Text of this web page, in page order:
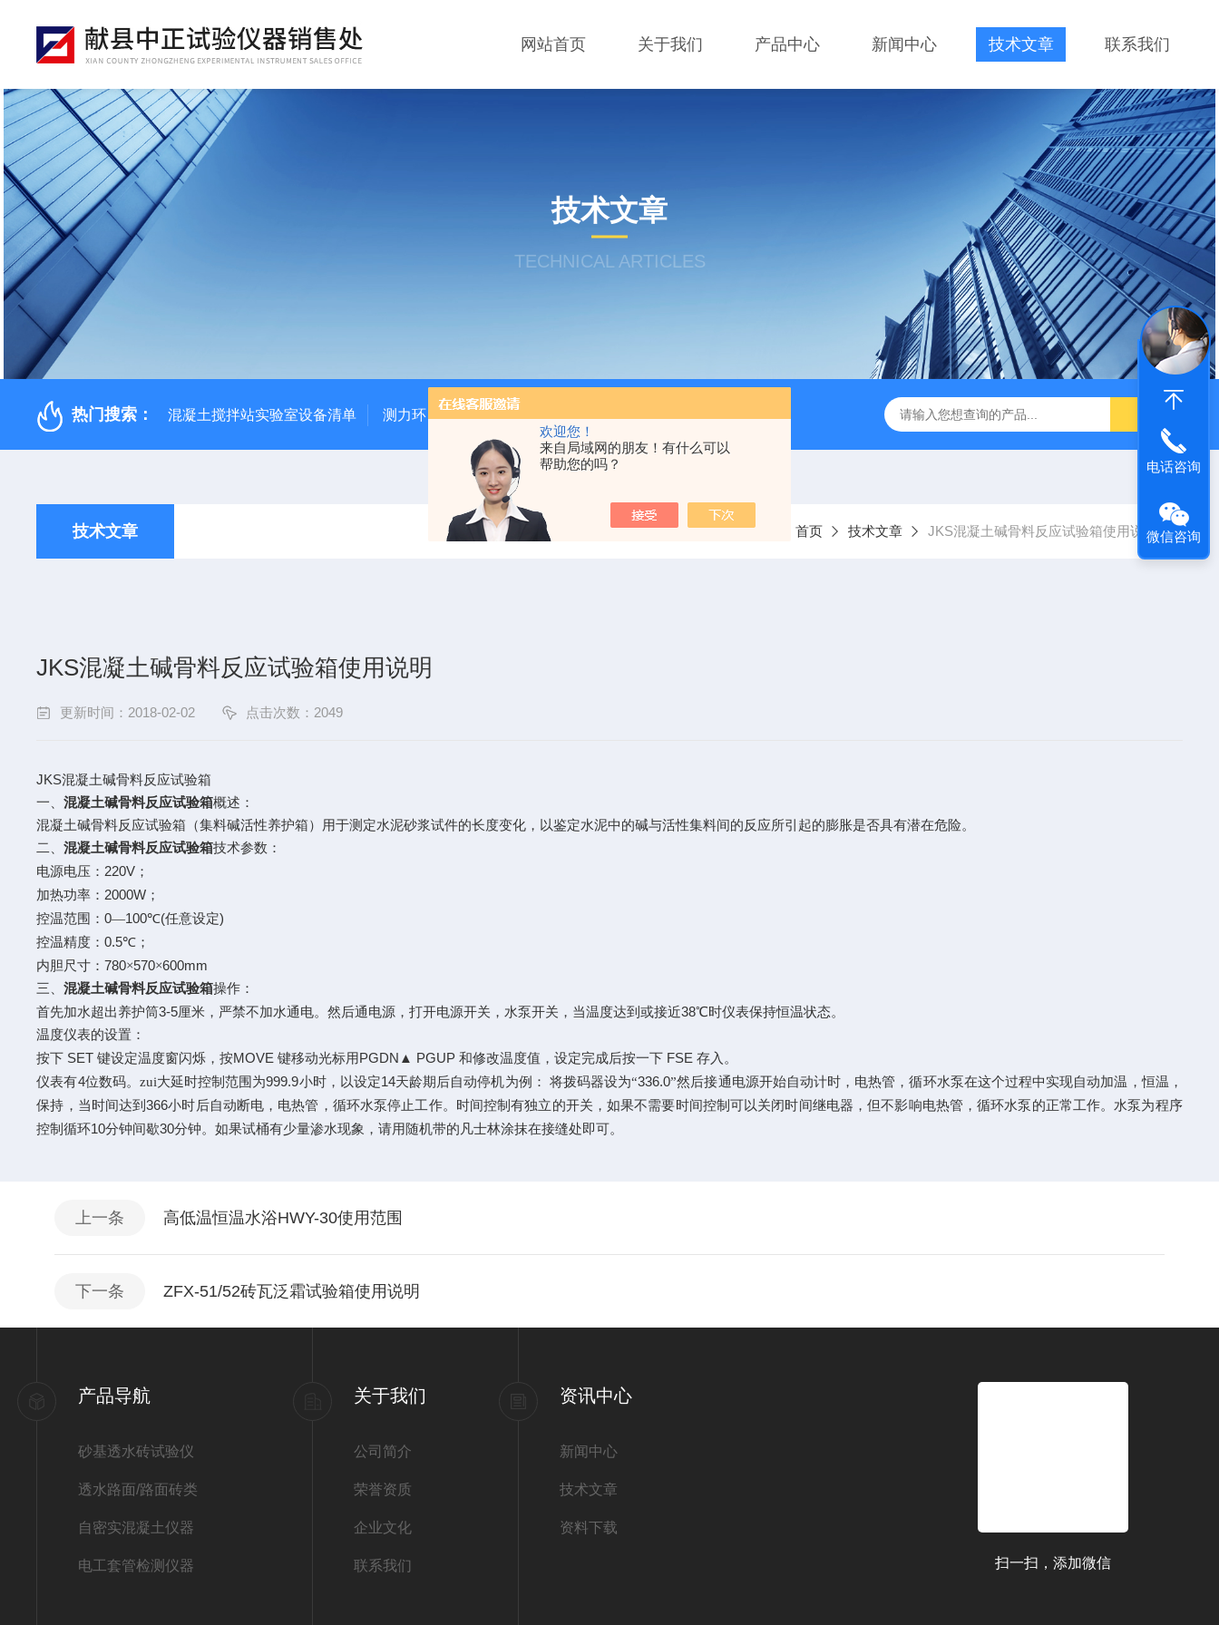
欢迎您！
来自局域网的朋友！有什么可以
帮助您的吗？
网站首页 关于我们 产品中心 新闻中心 技术文章 联系我们
技术文章
TECHNICAL ARTICLES
热门搜索： 混凝土搅拌站实验室设备清单 测力环 混凝土抗弯拉弹性模量试验装置 钢结构防火涂料测厚仪 砂基透水砖透水速率试验装置
技术文章 当前位置： 首页 技术文章 JKS混凝土碱骨料反应试验箱使用说明
JKS混凝土碱骨料反应试验箱使用说明
更新时间：2018-02-02 点击次数：2049
JKS混凝土碱骨料反应试验箱
一、混凝土碱骨料反应试验箱概述：
混凝土碱骨料反应试验箱（集料碱活性养护箱）用于测定水泥砂浆试件的长度变化，以鉴定水泥中的碱与活性集料间的反应所引起的膨胀是否具有潜在危险。
二、混凝土碱骨料反应试验箱技术参数：
电源电压： 220V ；
加热功率： 2000W ；
控温范围：0—100℃(任意设定)
控温精度：0.5℃；
内胆尺寸：780×570×600mm
三、混凝土碱骨料反应试验箱操作：
首先加水超出养护筒3-5厘米，严禁不加水通电。然后通电源，打开电源开关，水泵开关，当温度达到或接近38℃时仪表保持恒温状态。
温度仪表的设置：
按下 SET键设定温度窗闪烁，按MOVE键移动光标用PGDN ▲ PGUP和修改温度值，设定完成后按一下 FSE存入。
仪表有4位数码。zui大延时控制范围为999.9小时，以设定14天龄期后自动停机为例： 将拨码器设为“336.0”然后接通电源开始自动计时，电热管，循环水泵在这个过程中实现自动加温，恒温，
保持，当时间达到366小时后自动断电，电热管，循环水泵停止工作。时间控制有独立的开关，如果不需要时间控制可以关闭时间继电器，但不影响电热管，循环水泵的正常工作。水泵为程序
控制循环10分钟间歇30分钟。如果试桶有少量渗水现象，请用随机带的凡士林涂抹在接缝处即可。
上一条 高低温恒温水浴HWY-30使用范围
下一条 ZFX-51/52砖瓦泛霜试验箱使用说明
产品导航
砂基透水砖试验仪
透水路面/路面砖类
自密实混凝土仪器
电工套管检测仪器
关于我们
公司简介
荣誉资质
企业文化
联系我们
资讯中心
新闻中心
技术文章
资料下载
扫一扫，添加微信
电话咨询
微信咨询